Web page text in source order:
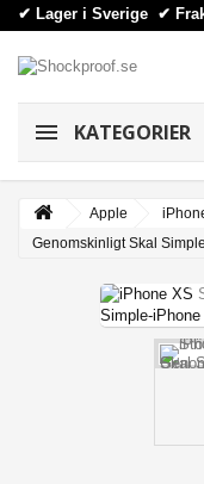
✔ Lager i Sverige ✔
KATEGORIER
Apple
Genomskinligt Skal Simple